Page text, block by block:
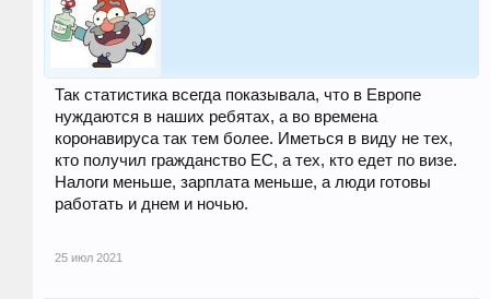
Так статистика всегда показывала, что в Европе
нуждаются в наших ребятах, а во времена
коронавируса так тем более. Иметься в виду не тех,
кто получил гражданство ЕС, а тех, кто едет по визе.
Налоги меньше, зарплата меньше, а люди готовы
работать и днем и ночью.
25 июл 2021